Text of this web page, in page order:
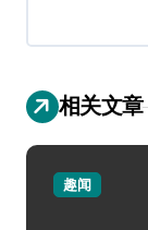
相关文章
趣闻